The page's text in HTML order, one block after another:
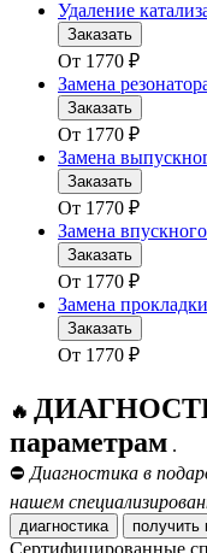
Удаление
Заказать
От 1770 ₽
Замена
Заказать
От 1770 ₽
Замена
Заказать
От 1770 ₽
Замена
Заказать
От 1770 ₽
Замена
Заказать
От 1770 ₽
🔥
параметрам .
⛔ Диагностика в
нашем
диагностика получить